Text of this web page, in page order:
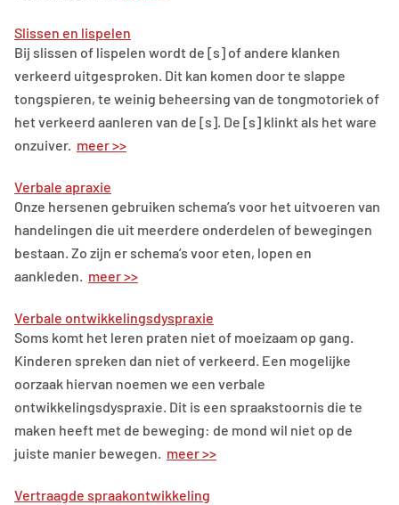
Slissen en lispelen
Bij slissen of lispelen wordt de [s] of andere klanken
verkeerd uitgesproken. Dit kan komen door te slappe
tongspieren, te weinig beheersing van de tongmotoriek of
het verkeerd aanleren van de [s]. De [s] klinkt als het ware
onzuiver. meer >>
Verbale apraxie
Onze hersenen gebruiken schema’s voor het uitvoeren van
handelingen die uit meerdere onderdelen of bewegingen
bestaan. Zo zijn er schema’s voor eten, lopen en
aankleden. meer >>
Verbale ontwikkelingsdyspraxie
Soms komt het leren praten niet of moeizaam op gang.
Kinderen spreken dan niet of verkeerd. Een mogelijke
oorzaak hiervan noemen we een verbale
ontwikkelingsdyspraxie. Dit is een spraakstoornis die te
maken heeft met de beweging: de mond wil niet op de
juiste manier bewegen. meer >>
Vertraagde spraakontwikkeling